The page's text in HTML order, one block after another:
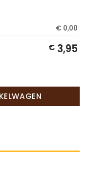
€ 0,00
€3,95